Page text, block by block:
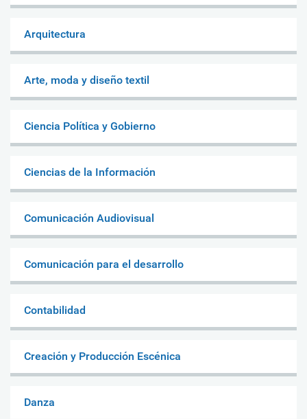
Arquitectura
Arte, moda y diseño textil
Ciencia Política y Gobierno
Ciencias de la Información
Comunicación Audiovisual
Comunicación para el desarrollo
Contabilidad
Creación y Producción Escénica
Danza